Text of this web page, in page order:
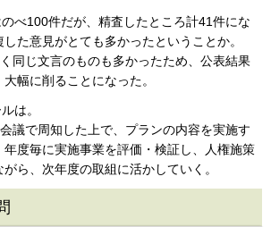
べ100件だが、精査したところ計41件にな
た意見がとても多かったということか。
同じ文言のものも多かったため、公表結果
幅に削ることになった。
は。
議で周知した上で、プランの内容を実施す
度毎に実施事業を評価・検証し、人権施策
ら、次年度の取組に活かしていく。